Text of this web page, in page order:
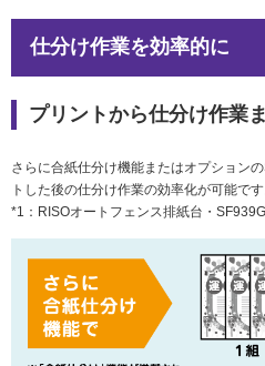
仕分け作業を効率的に
プリントから仕分け作業
さらに合紙仕分け機能またはオプション
トした後の仕分け作業の効率化が可能です
*1：RISOオートフェンス排紙台・